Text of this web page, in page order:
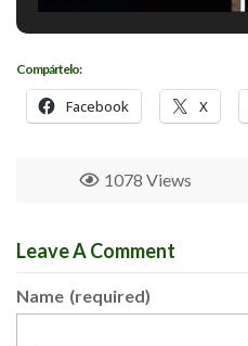
Compártelo:
Facebook X
1078 Views
Leave A Comment
Name (required)